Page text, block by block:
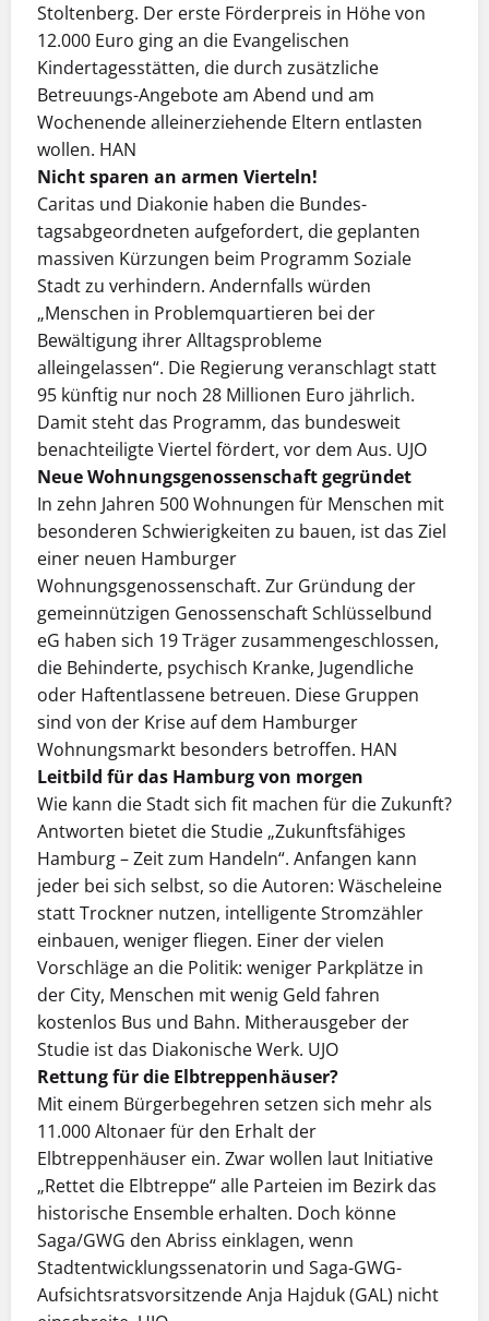
Stoltenberg. Der erste Förderpreis in Höhe von
12.000 Euro ging an die Evangelischen
Kindertagesstätten, die durch zusätzliche
Betreuungs-Angebote am Abend und am
Wochenende alleinerziehende Eltern entlasten
wollen. HAN
Nicht sparen an armen Vierteln!
Caritas und Diakonie haben die Bundes­
tagsabgeordneten aufgefordert, die geplanten
massiven Kürzungen beim Programm Soziale
Stadt zu verhindern. Andernfalls würden
„Menschen in Problemquartieren bei der
Bewältigung ihrer Alltagsprobleme
alleingelassen“. Die Regierung veranschlagt statt
95 künftig nur noch 28 Millionen Euro jährlich.
Damit steht das Programm, das bundesweit
benachteiligte Viertel fördert, vor dem Aus. UJO
Neue Wohnungsgenossenschaft gegründet
In zehn Jahren 500 Wohnungen für Menschen mit
besonderen Schwierigkeiten zu bauen, ist das Ziel
einer neuen Ham­burger
Wohnungsgenossenschaft. Zur Gründung der
gemein­nützi­gen Genossenschaft Schlüsselbund
eG haben sich 19 Träger zusammengeschlossen,
die Behinderte, psychisch Kranke, Jugendliche
oder Haftentlassene betreuen. Diese Gruppen
sind von der Krise auf dem Hamburger
Wohnungs­markt besonders betroffen. HAN
Leitbild für das Hamburg von morgen
Wie kann die Stadt sich fit machen für die Zukunft?
Antworten bietet die Studie „Zukunftsfähiges
Hamburg – Zeit zum Handeln“. Anfangen kann
jeder bei sich selbst, so die Autoren: Wäscheleine
statt Trockner nutzen, intelligente Stromzähler
einbauen, weniger fliegen. Einer der vielen
Vorschläge an die Politik: weniger Parkplätze in
der City, Menschen mit wenig Geld fahren
kostenlos Bus und Bahn. Mitherausgeber der
Studie ist das Diakonische Werk. UJO
Rettung für die Elbtreppenhäuser?
Mit einem Bürgerbegehren setzen sich mehr als
11.000 Altonaer für den Erhalt der
Elbtreppenhäuser ein. Zwar wollen laut Initiative
„Rettet die Elbtreppe“ alle Parteien im Bezirk das
historische Ensemble erhalten. Doch könne
Saga/GWG den Abriss einklagen, wenn
Stadtentwicklungssenatorin und Saga-GWG-
Aufsichtsratsvorsitzende Anja Hajduk (GAL) nicht